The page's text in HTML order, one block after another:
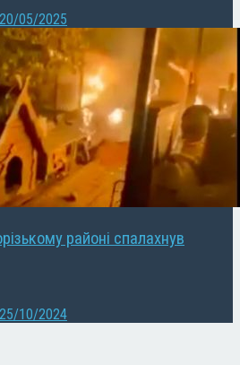
20/05/2025
районі спалахнув
25/10/2024